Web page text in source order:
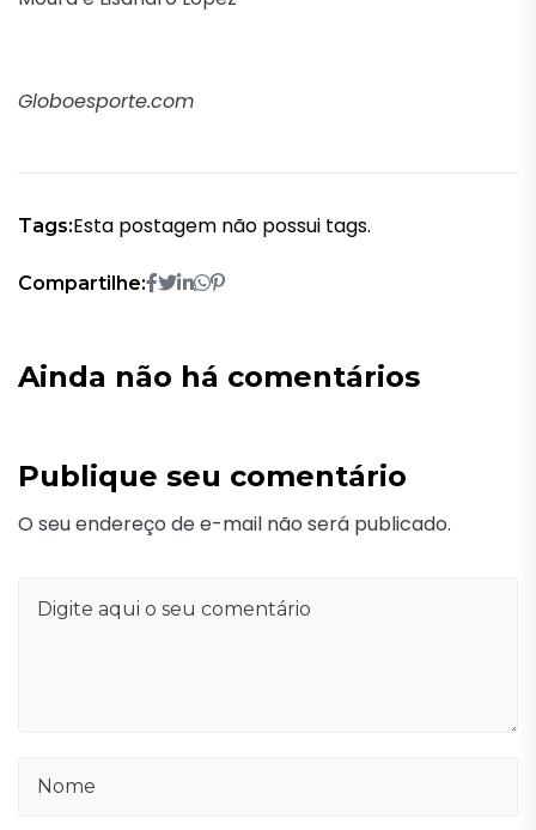
Globoesporte.com
Tags:Esta postagem não possui tags.
Compartilhe:
Ainda não há comentários
Publique seu comentário
O seu endereço de e-mail não será publicado.